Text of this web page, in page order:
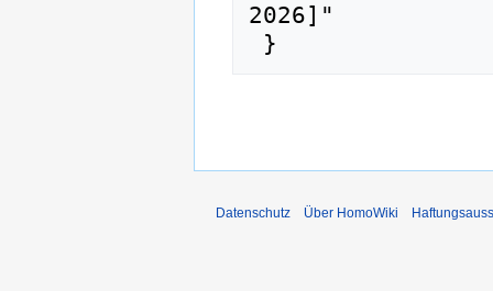
2026]"
Datenschutz Über HomoWiki